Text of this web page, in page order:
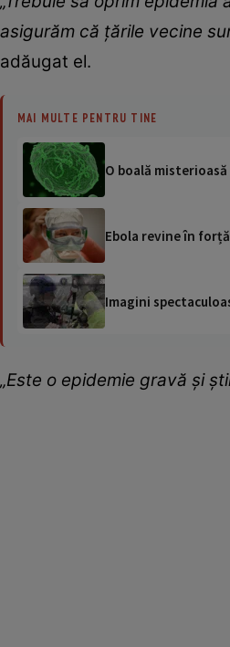
asigurăm că ţările vecine
adăugat el.
MAI MULTE PENTRU TINE
O boală
Ebola revine în
Imagini
„Este o epidemie gravă şi